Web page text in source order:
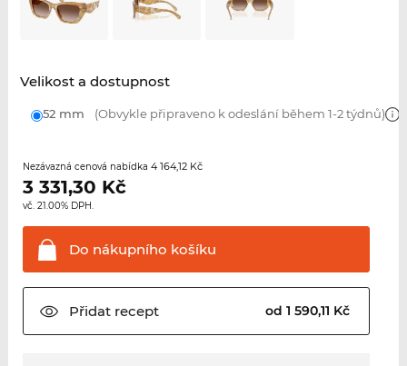
Velikost a dostupnost
52 mm (Obvykle připraveno k odeslání během 1-2 týdnů)
Nezávazná cenová nabídka 4 164,12 Kč
3 331,30 Kč
vč. 21.00% DPH.
Do nákupního košíku
Přidatrecept od 1 590,11 Kč